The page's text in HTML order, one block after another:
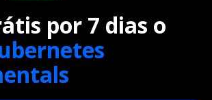
por 7 dias o